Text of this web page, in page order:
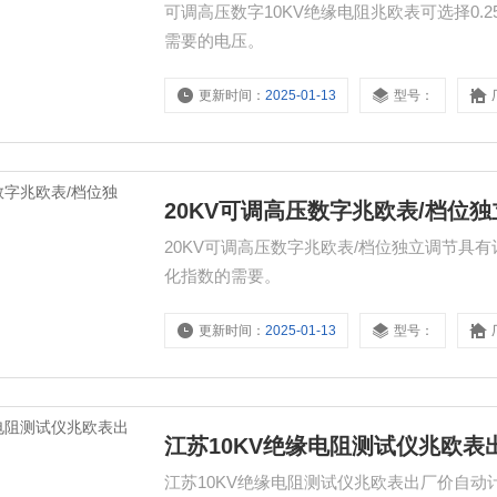
可调高压数字10KV绝缘电阻兆欧表可选择
需要的电压。
更新时间：2025-01-13 型号：
20KV可调高压数字兆欧表/档位
20KV可调高压数字兆欧表/档位独立调节具
化指数的需要。
更新时间：2025-01-13 型号：
江苏10KV绝缘电阻测试仪兆欧表
江苏10KV绝缘电阻测试仪兆欧表出厂价自